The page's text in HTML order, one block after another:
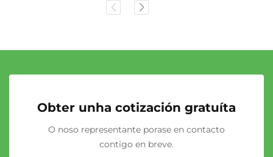
Obter unha cotización gratuíta
O noso representante porase en contacto
contigo en breve.